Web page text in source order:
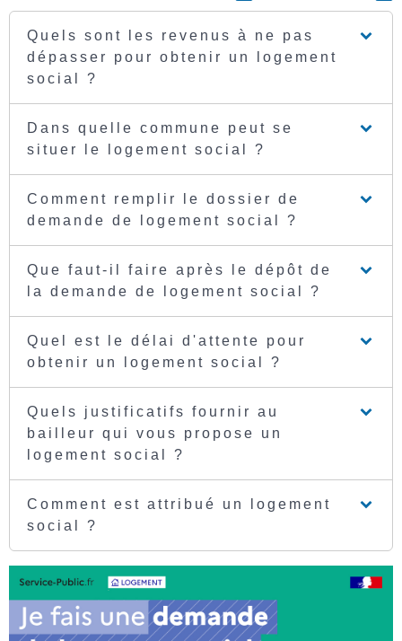
Quels sont les revenus à ne pas
dépasser pour obtenir un logement
social ?
Dans quelle commune peut se
situer le logement social ?
Comment remplir le dossier de
demande de logement social ?
Que faut-il faire après le dépôt de
la demande de logement social ?
Quel est le délai d'attente pour
obtenir un logement social ?
Quels justificatifs fournir au
bailleur qui vous propose un
logement social ?
Comment est attribué un logement
social ?